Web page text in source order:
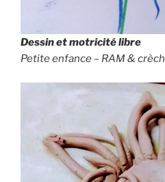
Dessin et motricité libre
Petite enfance – RAM &